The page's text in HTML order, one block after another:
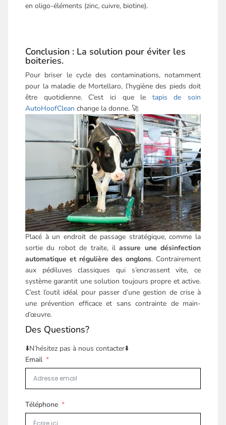
en oligo-éléments (zinc, cuivre, biotine).
Conclusion : La solution pour éviter les
boiteries.
Pour briser le cycle des contaminations, notamment
pour la maladie de Mortellaro, l’hygiène des pieds doit
être quotidienne. C’est ici que le tapis de soin
AutoHoofClean change la donne. 🚀
Placé à un endroit de passage stratégique, comme la
sortie du robot de traite, ilassure une désinfection
automatique et régulière des onglons. Contrairement
aux pédiluves classiques qui s’encrassent vite, ce
système garantit une solution toujours propre et active.
C’est l’outil idéal pour passer d’une gestion de crise à
une prévention efficace et sans contrainte de main-
d’œuvre.
Des Questions?
⬇️N’hésitez pas à nous contacter⬇️
Email
Téléphone